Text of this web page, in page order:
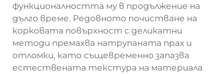
функционалността му в продължение на
дълго време. Редовното почистване на
корковата повърхност с деликатни
методи премахва натрупаната прах и
отломки, като същевременно запазва
естествената текстура на материала